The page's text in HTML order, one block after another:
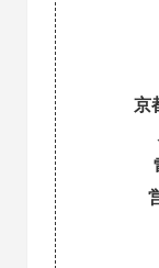
京